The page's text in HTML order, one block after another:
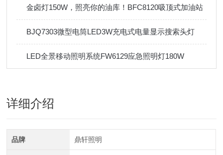
金卤灯150W，照亮你的油库！BFC8120吸顶式加油站
BJQ7303微型电筒LED3W充电式电量显示搜索头灯
LED全景移动照明系统FW6129应急照明灯180W
详细介绍
品牌 鼎轩照明